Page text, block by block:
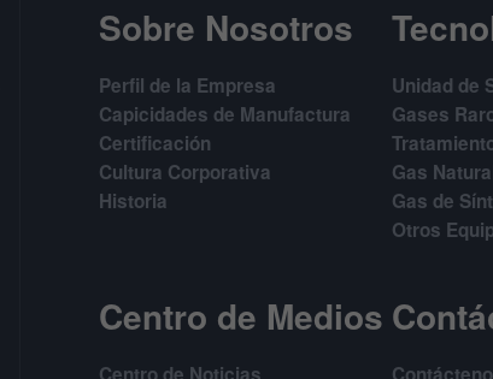
Sobre Nosotros
Perfil de la Empresa
Capicidades de Manufactura
Certificación
Cultura Corporativa
Historia
Unidad de
Gases
Gas
Gas de
Otros
Centro de Medios